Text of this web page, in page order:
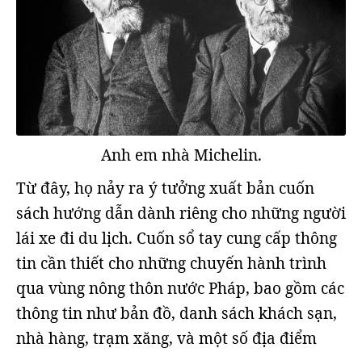
Anh em nhà Michelin.
Từ đây, họ nảy ra ý tưởng xuất bản cuốn
sách hướng dẫn dành riêng cho những người
lái xe đi du lịch. Cuốn sổ tay cung cấp thông
tin cần thiết cho những chuyến hành trình
qua vùng nông thôn nước Pháp, bao gồm các
thông tin như bản đồ, danh sách khách sạn,
nhà hàng, trạm xăng, và một số địa điểm